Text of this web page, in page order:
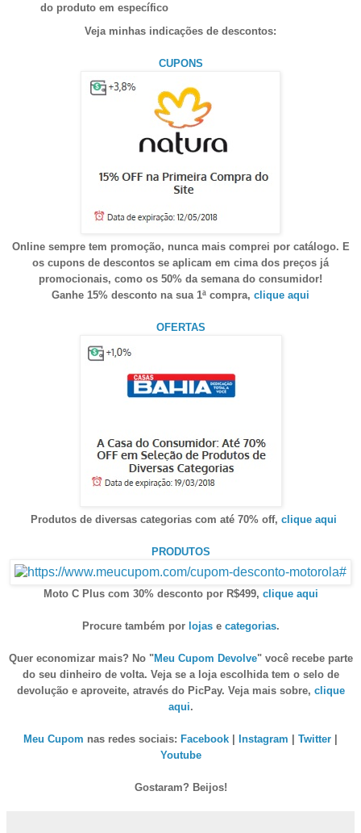
do produto em específico
Veja minhas indicações de descontos:
CUPONS
Online sempre tem promoção, nunca mais comprei por catálogo. E
os cupons de descontos se aplicam em cima dos preços já
promocionais, como os 50% da semana do consumidor!
Ganhe 15% desconto na sua 1ª compra, clique aqui
OFERTAS
Produtos de diversas categorias com até 70% off, clique aqui
PRODUTOS
Moto C Plus com 30% desconto por R$499, clique aqui
Procure também por lojase categorias.
Quer economizar mais? No "Meu Cupom Devolve" você recebe parte
do seu dinheiro de volta. Veja se a loja escolhida tem o selo de
devolução e aproveite, através do PicPay. Veja mais sobre, clique
aqui.
Meu Cupom nas redes sociais: Facebook | Instagram | Twitter |
Youtube
Gostaram? Beijos!